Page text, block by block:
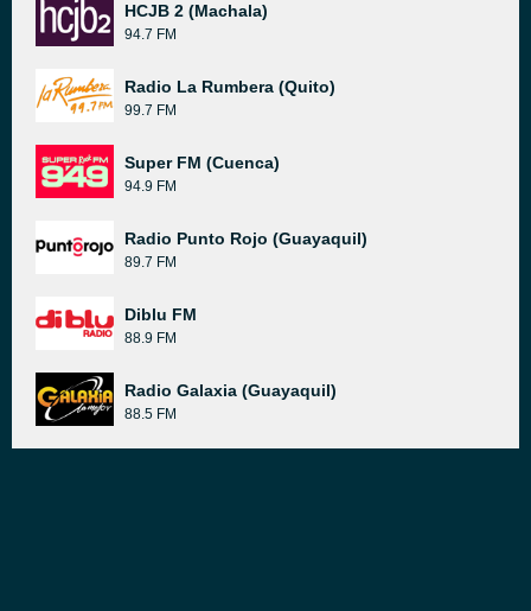
HCJB 2 (Machala)
94.7 FM
Radio La Rumbera (Quito)
99.7 FM
Super FM (Cuenca)
94.9 FM
Radio Punto Rojo (Guayaquil)
89.7 FM
Diblu FM
88.9 FM
Radio Galaxia (Guayaquil)
88.5 FM